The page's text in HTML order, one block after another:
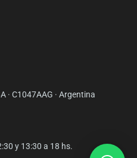
· C1047AAG · Argentina
y 13:30 a 18 hs.